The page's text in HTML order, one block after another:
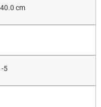
cm
-5